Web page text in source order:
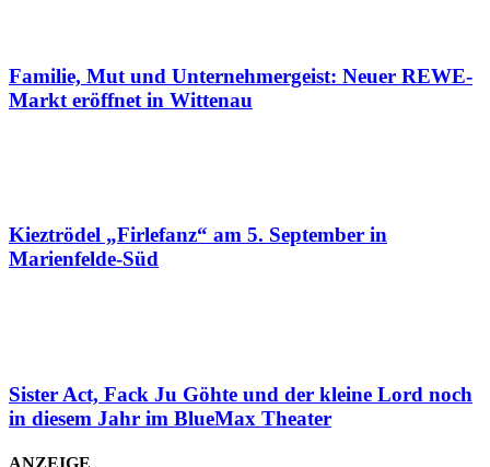
Familie, Mut und Unternehmergeist: Neuer REWE-
Markt eröffnet in Wittenau
Kieztrödel „Firlefanz“ am 5. September in
Marienfelde-Süd
Sister Act, Fack Ju Göhte und der kleine Lord noch
in diesem Jahr im BlueMax Theater
ANZEIGE